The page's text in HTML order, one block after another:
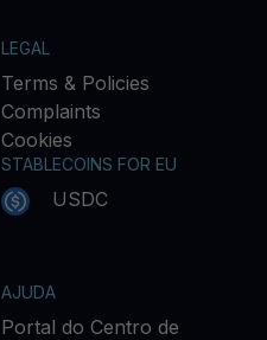
LEGAL
Terms & Policies
Complaints
Cookies
STABLECOINS FOR EU
USDC
AJUDA
Portal do Centro de